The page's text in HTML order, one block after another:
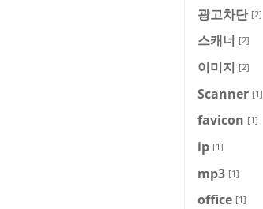
광고차단 [2]
스캐너 [2]
이미지 [2]
Scanner [1]
favicon [1]
ip [1]
mp3 [1]
office [1]